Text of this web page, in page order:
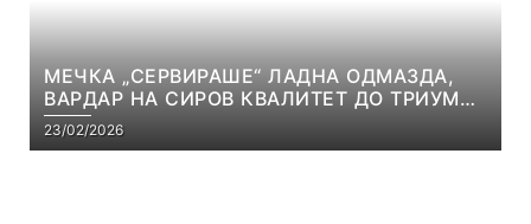
МЕЧКА „СЕРВИРАШЕ“ ЛАДНА ОДМАЗДА,
ВАРДАР НА СИРОВ КВАЛИТЕТ ДО ТРИУМФ
ВО АВТОКОМАНДА
23/02/2026